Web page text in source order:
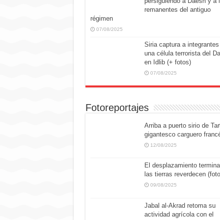
remanentes del antiguo
régimen
07/08/2025
Siria captura a integrantes
una célula terrorista del
en Idlib (+ fotos)
07/08/2025
Fotoreportajes
Arriba a puerto sirio de
gigantesco carguero
12/08/2025
El desplazamiento
las tierras reverdecen
09/08/2025
Jabal al-Akrad retoma su
actividad agrícola con el